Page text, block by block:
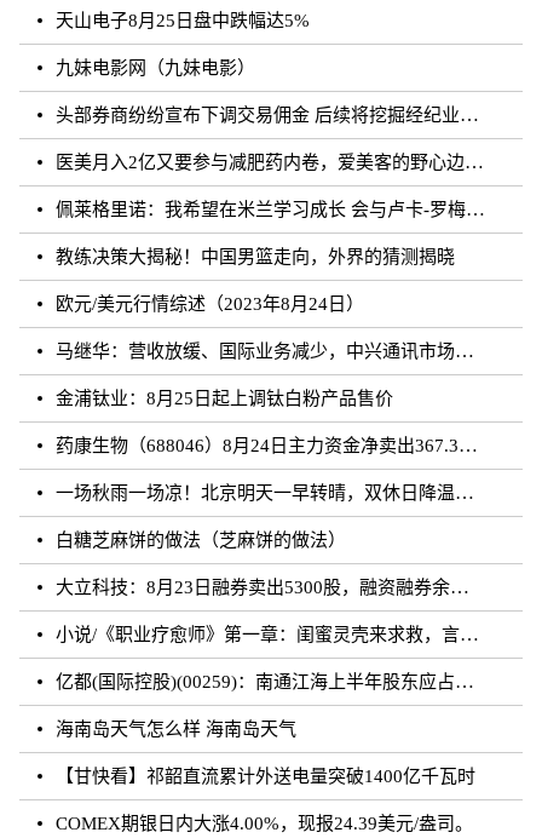
天山电子8月25日盘中跌幅达5%
九妹电影网（九妹电影）
头部券商纷纷宣布下调交易佣金 后续将挖掘经纪业务佣金降费潜力
医美月入2亿又要参与减肥药内卷，爱美客的野心边界在哪？
佩莱格里诺：我希望在米兰学习成长 会与卢卡-罗梅罗团结互助
教练决策大揭秘！中国男篮走向，外界的猜测揭晓
欧元/美元行情综述（2023年8月24日）
马继华：营收放缓、国际业务减少，中兴通讯市场重心向国内靠拢？
金浦钛业：8月25日起上调钛白粉产品售价
药康生物（688046）8月24日主力资金净卖出367.31万元
一场秋雨一场凉！北京明天一早转晴，双休日降温雨再来
白糖芝麻饼的做法（芝麻饼的做法）
大立科技：8月23日融券卖出5300股，融资融券余额7.64亿元
小说/《职业疗愈师》第一章：闺蜜灵壳来求救，言闻雨对付暗灵
亿都(国际控股)(00259)：南通江海上半年股东应占溢利约3.62亿元 同比增加21.01%
海南岛天气怎么样 海南岛天气
【甘快看】祁韶直流累计外送电量突破1400亿千瓦时
COMEX期银日内大涨4.00%，现报24.39美元/盎司。